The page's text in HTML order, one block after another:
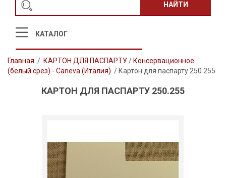
НАЙТИ
КАТАЛОГ
Главная / КАРТОН ДЛЯ ПАСПАРТУ/ Консервационное
(белый срез) - Caneva (Италия) / Картон для паспарту 250.255
КАРТОН ДЛЯ ПАСПАРТУ 250.255